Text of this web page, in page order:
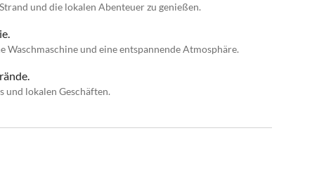
und die lokalen Abenteuer zu genießen.
Waschmaschine und eine entspannende Atmosphäre.
und lokalen Geschäften.